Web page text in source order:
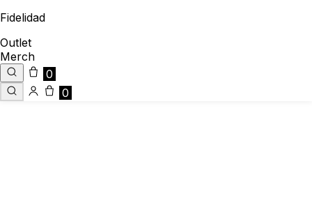
Fidelidad
Outlet
Merch
0
0